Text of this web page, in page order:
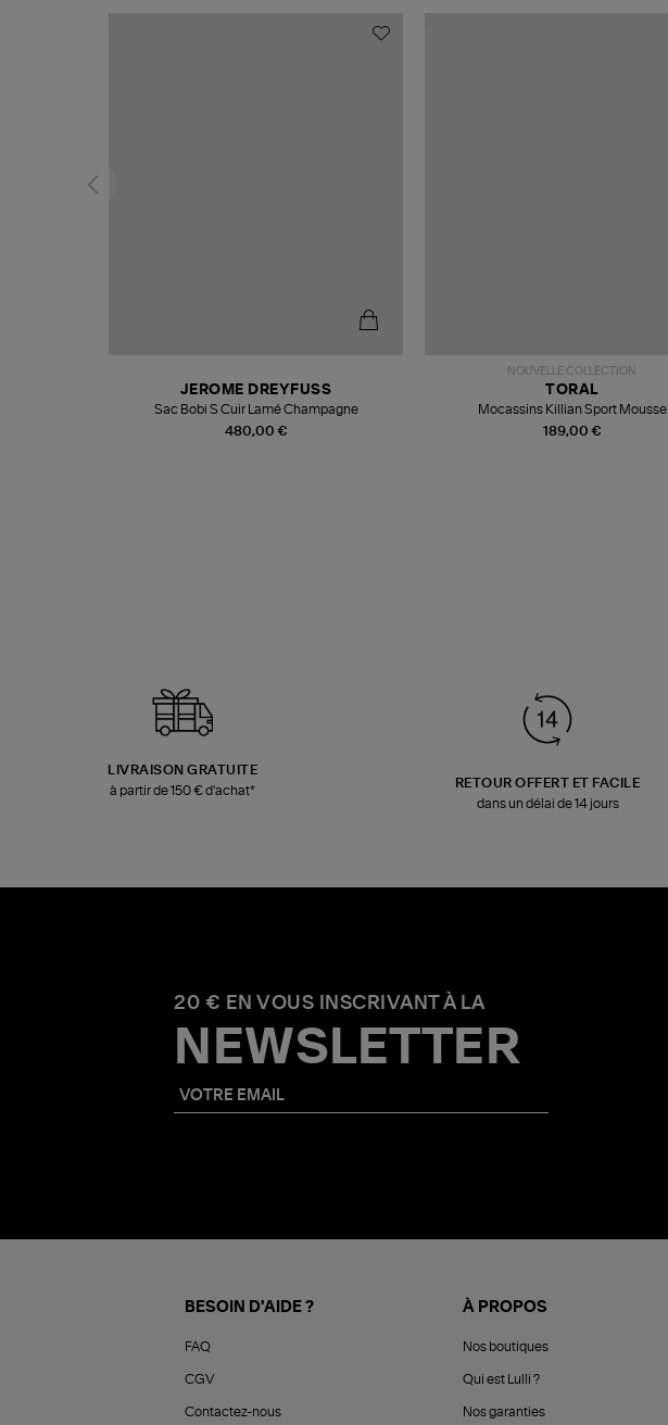
480,00 €
JEROME DREYFUSS
Sac Bobi S Cuir Lamé Champagne
NOUVELLE COLLECTION
189,00 €
TORAL
Mocassins Killian Sport Mousse
LIVRAISON GRATUITE
à partir de 150 € d'achat*
RETOUR OFFERT ET FACILE
dans un délai de 14 jours
20 € EN VOUS INSCRIVANT À LA
NEWSLETTER
BESOIN D'AIDE ?
FAQ
CGV
Contactez-nous
À PROPOS
Nos boutiques
Qui est Lulli ?
Nos garanties